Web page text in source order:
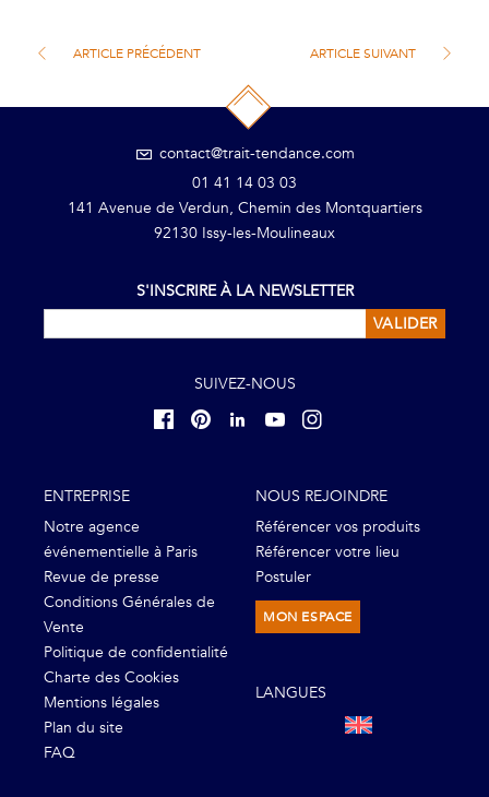
ARTICLE PRÉCÉDENT ARTICLE SUIVANT
contact@trait-tendance.com
01 41 14 03 03
141 Avenue de Verdun, Chemin des Montquartiers
92130 Issy-les-Moulineaux
S'INSCRIRE À LA NEWSLETTER
VALIDER
SUIVEZ-NOUS
ENTREPRISE
Notre agence
événementielle à Paris
Revue de presse
Conditions Générales de
Vente
Politique de confidentialité
Charte des Cookies
Mentions légales
Plan du site
FAQ
NOUS REJOINDRE
Référencer vos produits
Référencer votre lieu
Postuler
MON ESPACE
LANGUES